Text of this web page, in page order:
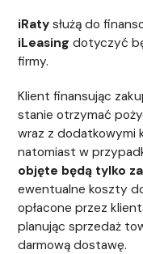
iRaty służą do
iLeasing dotyczyć
firmy.
Klient finansując
stanie otrzymać
wraz z dodatkowymi
natomiast w
objęte będą tylko
ewentualne koszty
opłacone przez
planując sprzedaż
darmową dostawę.